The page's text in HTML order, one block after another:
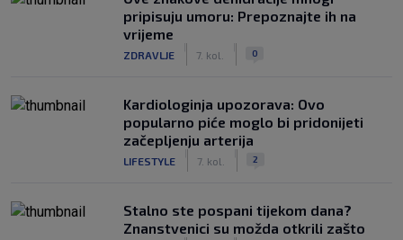
pripisuju umoru: Prepoznajte ih na
vrijeme
ZDRAVLJE 7. kol. 0
Kardiologinja upozorava: Ovo
popularno piće moglo bi pridonijeti
začepljenju arterija
LIFESTYLE 7. kol. 2
Stalno ste pospani tijekom dana?
Znanstvenici su možda otkrili zašto